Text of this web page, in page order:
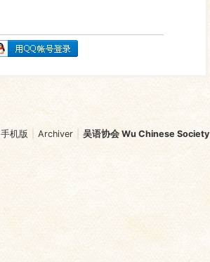
手机版 Archiver 吴语协会 Wu Chinese Society